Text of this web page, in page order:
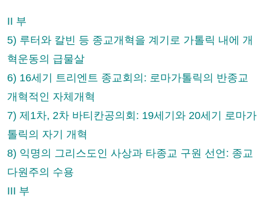
II 부
5) 루터와 칼빈 등 종교개혁을 계기로 가톨릭 내에 개
혁운동의 급물살
6) 16세기 트리엔트 종교회의: 로마가톨릭의 반종교
개혁적인 자체개혁
7) 제1차, 2차 바티칸공의회: 19세기와 20세기 로마가
톨릭의 자기 개혁
8) 익명의 그리스도인 사상과 타종교 구원 선언: 종교
다원주의 수용
III 부